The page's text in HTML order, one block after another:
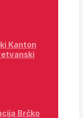
Kanton
Brčko